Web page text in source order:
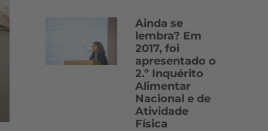
Ainda se
lembra? Em
2017, foi
apresentado o
2.º Inquérito
Alimentar
Nacional e de
Atividade
Física